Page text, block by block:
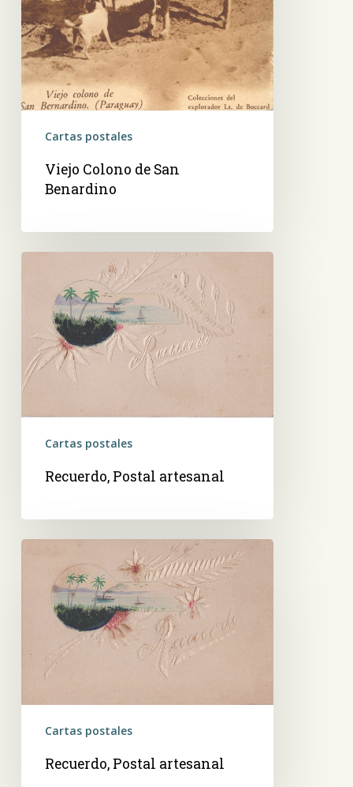
Cartas postales
Viejo Colono de San
Benardino
artesanal
Cartas postales
Recuerdo, Postal artesanal
artesanal
Cartas postales
Recuerdo, Postal artesanal